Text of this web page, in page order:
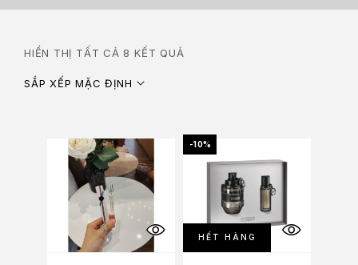
HIỂN THỊ TẤT CẢ 8 KẾT QUẢ
SẮP XẾP MẶC ĐỊNH
-10%
HẾT HÀNG